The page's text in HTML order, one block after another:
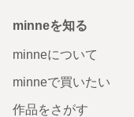
minneを知る
minneについて
minneで買いたい
作品をさがす